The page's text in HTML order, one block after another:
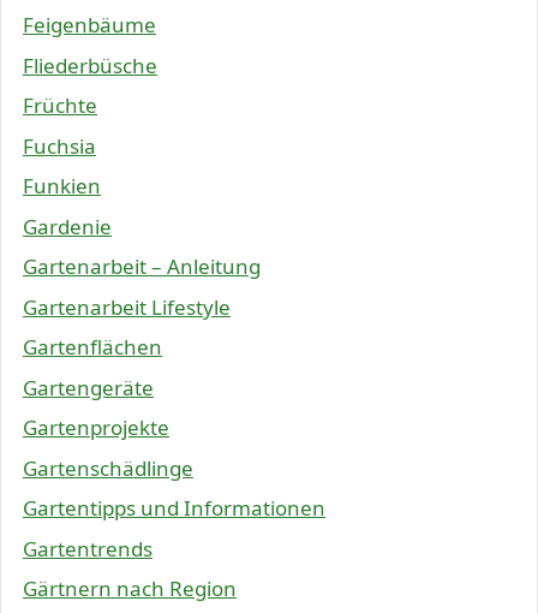
Feigenbäume
Fliederbüsche
Früchte
Fuchsia
Funkien
Gardenie
Gartenarbeit – Anleitung
Gartenarbeit Lifestyle
Gartenflächen
Gartengeräte
Gartenprojekte
Gartenschädlinge
Gartentipps und Informationen
Gartentrends
Gärtnern nach Region